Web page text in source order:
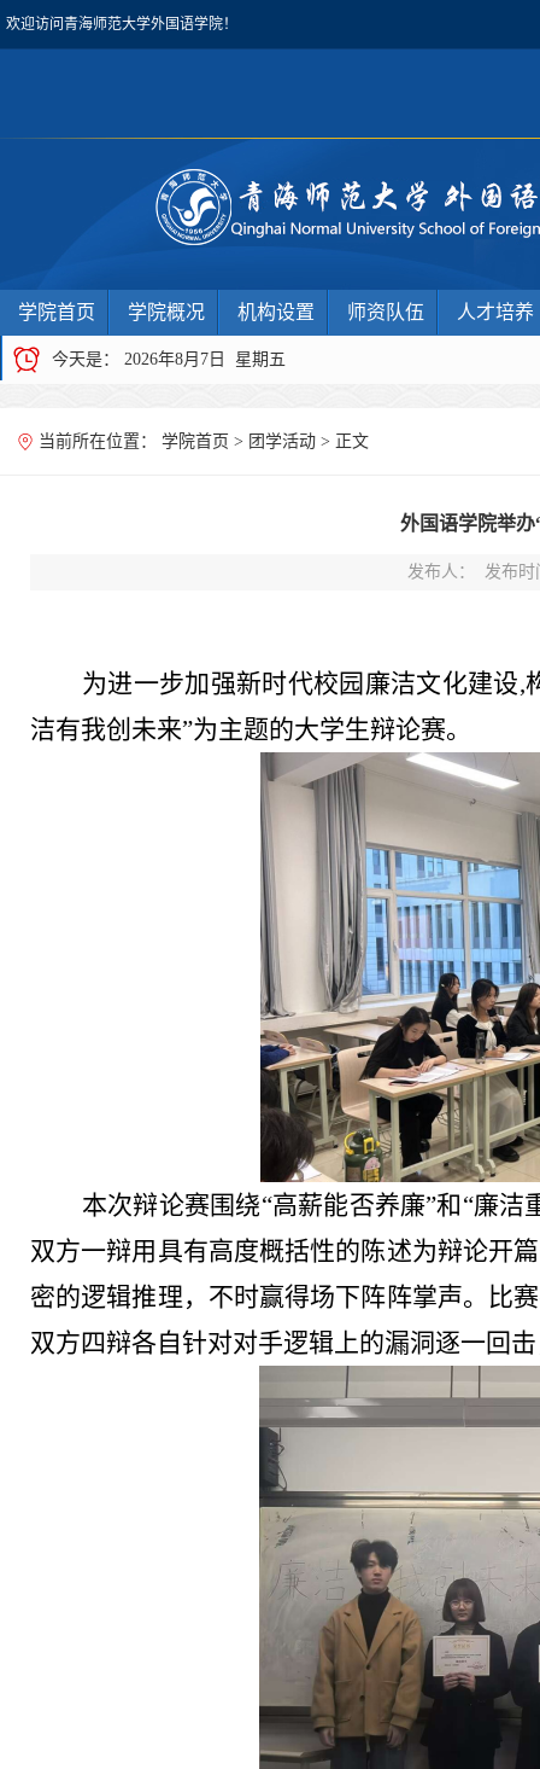
欢迎访问青海师范大学外国语学院！
学院首页 学院概况 机构设置 师资队伍 人才培养
今天是： 2026年8月7日 星期五
当前所在位置： 学院首页 > 团学活动 > 正文
外国语学院举
发布人： 发布时
为进一步加强新时代校园廉洁文化建设,
洁有我创未来”为主题的大学生辩论赛。
本次辩论赛围绕“高薪能否养廉”和“廉洁
双方一辩用具有高度概括性的陈述为辩论开
密的逻辑推理，不时赢得场下阵阵掌声。比
双方四辩各自针对对手逻辑上的漏洞逐一回